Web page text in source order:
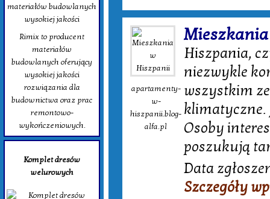
Rimix to producent
materiałów
budowlanych oferujący
wysokiej jakości
rozwiązania dla
budownictwa oraz prac
remontowo-
wykończeniowych.
Komplet dresów
welurowych
apartamenty-
w-
hiszpanii.blog-
alfa.pl
Hiszpania,
niezwykle
wszystkim
klimatyczne.
Osoby
poszukują
Data
Szczegóły